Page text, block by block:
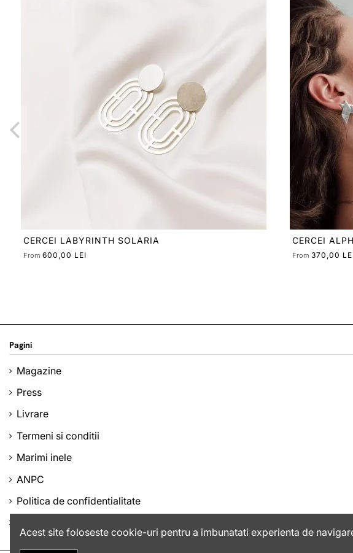
COLIER ETALA TRIO SMALL
From 490,00 LEI
COLIER
From1.100,00
Pagini
Magazine
Press
Livrare
Termeni si conditii
Marimi inele
ANPC
Politica de confidentialitate
Acest site foloseste cookie-uri pentru a imbunatati experienta de